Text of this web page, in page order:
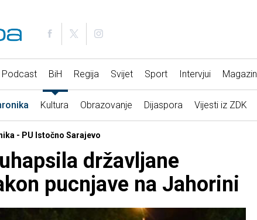
Podcast BiH Regija Svijet Sport Intervjui Magazin
Kultura Obrazovanje Dijaspora Vijesti iz ZDK
- PU Istočno Sarajevo
državljane
pucnjave na Jahorini